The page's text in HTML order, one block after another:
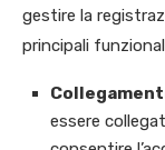
gestire la
principali
essere